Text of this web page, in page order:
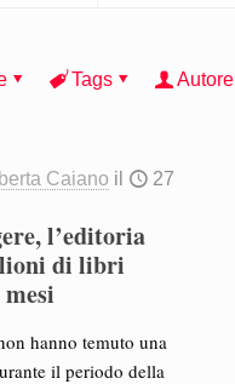
Tags Autore
Caiano il
27
l’editoria
di libri
hanno temuto una
il periodo della